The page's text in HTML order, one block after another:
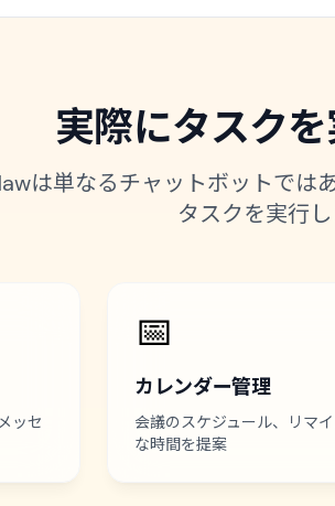
実際にタスク
は単なるチャットボットでは
タスクを実行し
ッセ
📅
カレンダー管理
会議のスケジュール、リマ
な時間を提案